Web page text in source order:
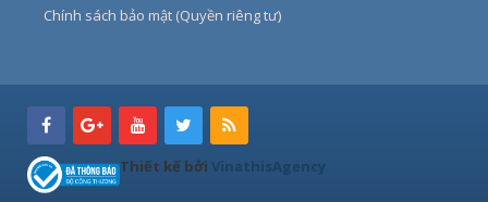
Chính sách bảo mật (Quyền riêng tư)
Thiết kế bởi VinathisAgency